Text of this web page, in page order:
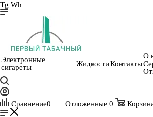
Tg Wh
Электронные
сигареты
ЖидкостиКонтакты
О
Сравнение0 Отложенные 0